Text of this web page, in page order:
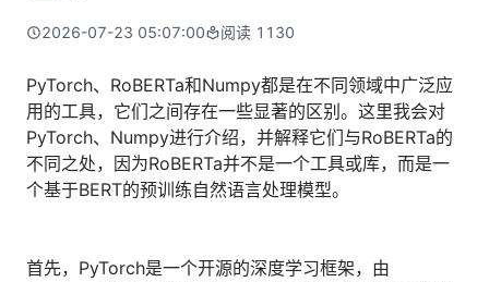
全面支持国产信创生态
实在取数宝
一键提数整合，洞察更高效
能源及制造业
医药行业
更多行业客户
店铺运营 | 私域运营 | 数据运营 | 仓储管理
统计税务 | 行政审批 | 基层减负 | 优化营商
烟草
资质审核 | 合同审核 | 一项一卷 | 智慧人力
制造业
订单生成 | 库存管控 | 物流监控 | 风险监测
智能辅办 | 要素提取 | 自动立案 | 流程智动
2026-07-23 05:07:00 阅读 1130
PyTorch、RoBERTa和Numpy都是在不同领域中广泛应
用的工具，它们之间存在一些显著的区别。这里我会对
PyTorch、Numpy进行介绍，并解释它们与RoBERTa的
不同之处，因为RoBERTa并不是一个工具或库，而是一
个基于BERT的预训练自然语言处理模型。
首先，PyTorch是一个开源的深度学习框架，由